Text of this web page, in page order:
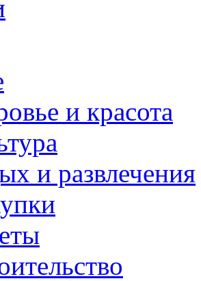
и красота
и развлечения